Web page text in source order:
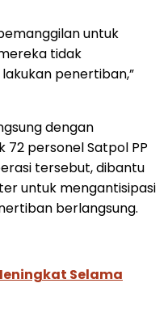
untuk
tidak
penertiban,”
dengan
personel Satpol PP
tersebut, dibantu
untuk mengantisipasi
berlangsung.
Selama